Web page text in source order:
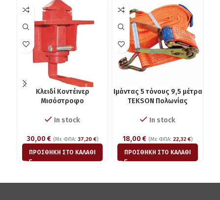
Kλειδί Κοντέινερ
Μισόστροφο
In stock
30,00 € (Με ΦΠΑ: 37,20 €)
ΠΡΟΣΘΉΚΗ ΣΤΟ ΚΑΛΆΘΙ
Ιμάντας 5 τόνους 9,5 μέτρα
ΤΕKSON Πολωνίας
In stock
18,00 € (Με ΦΠΑ: 22,32 €)
ΠΡΟΣΘΉΚΗ ΣΤΟ ΚΑΛΆΘΙ